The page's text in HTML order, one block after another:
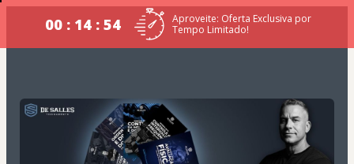
00 : 14 : 54
Aproveite: Oferta Exclusiva por
Tempo Limitado!